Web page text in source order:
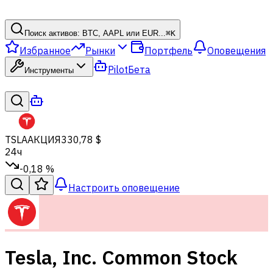
Поиск активов: BTC, AAPL или EUR...⌘K
Избранное Рынки Портфель Оповещения
Инструменты PilotБета
TSLAАКЦИЯ330,78 $
24ч
-0,18 %
Настроить оповещение
Tesla, Inc. Common Stock